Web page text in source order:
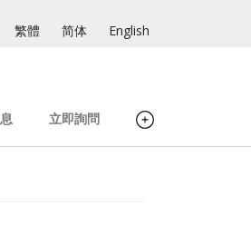
繁體 简体 English
立即詢問